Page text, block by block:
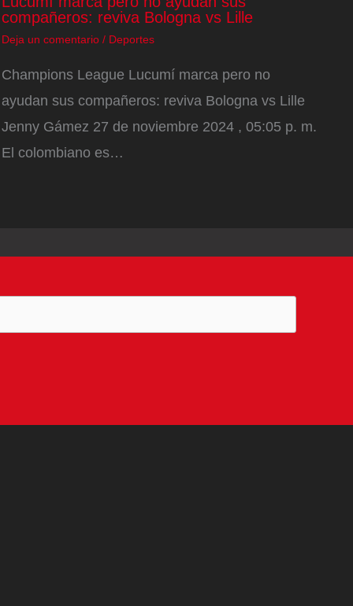
compañeros: reviva Bologna vs Lille
Deja un comentario / Deportes
Champions League Lucumí marca pero no
ayudan sus compañeros: reviva Bologna vs Lille
Jenny Gámez 27 de noviembre 2024 , 05:05 p. m.
El colombiano es…